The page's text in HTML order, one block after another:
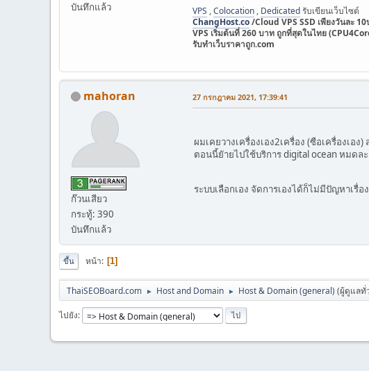
บันทึกแล้ว VPS ,Colocation , Dedicated รับเขียนเว็บไซต์
ChangHost.co/Cloud VPS SSD เพียงวันละ
VPS เริ่มต้นที่ 260 บาท ถูกที่สุดในไทย
รับทำเว็บราคาถูก.com
mahoran
ก๊วนเสียว
กระทู้: 390
บันทึกแล้ว
27 กรกฎาคม 2021, 17:39:41
ผมเคยวางเครื่องเอง2เครื่อง (ซือเครื่องเอ
ตอนนี้ยัายไปใช้บริการ digital ocean หมดล
ระบบเลือกเอง จัดการเองได้ก็ไม่มีปัญหาเรื่
ขึ้น หน้า 1
ThaiSEOBoard.com ► Host and Domain ► Host & Domain (general) (ผู้ดูแลทั่
ไปยัง